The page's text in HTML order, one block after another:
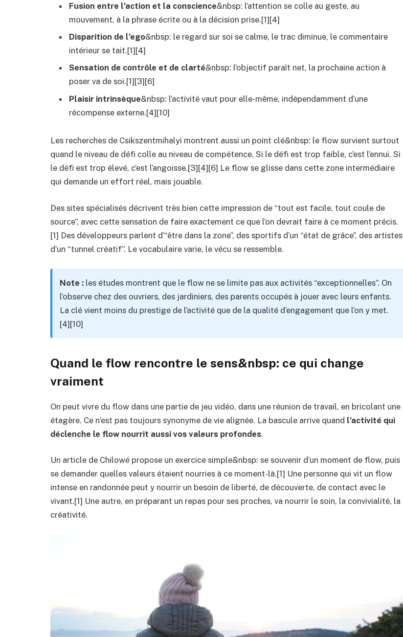
Fusion entre l’action et la conscience&nbsp: l’attention se colle au geste, au
mouvement, à la phrase écrite ou à la décision prise.[1][4]
Disparition de l’ego&nbsp: le regard sur soi se calme, le trac diminue, le commentaire
intérieur se tait.[1][4]
Sensation de contrôle et de clarté&nbsp: l’objectif paraît net, la prochaine action à
poser va de soi.[1][3][6]
Plaisir intrinsèque&nbsp: l’activité vaut pour elle-même, indépendamment d’une
récompense externe.[4][10]
Les recherches de Csikszentmihalyi montrent aussi un point clé&nbsp: le flow survient surtout
quand le niveau de défi colle au niveau de compétence. Si le défi est trop faible, c’est l’ennui. Si
le défi est trop élevé, c’est l’angoisse.[3][4][6] Le flow se glisse dans cette zone intermédiaire
qui demande un effort réel, mais jouable.
Des sites spécialisés décrivent très bien cette impression de “tout est facile, tout coule de
source”, avec cette sensation de faire exactement ce que l’on devrait faire à ce moment précis.
[1] Des développeurs parlent d’“être dans la zone”, des sportifs d’un “état de grâce”, des artistes
d’un “tunnel créatif”. Le vocabulaire varie, le vécu se ressemble.
Note : les études montrent que le flow ne se limite pas aux activités “exceptionnelles”. On
l’observe chez des ouvriers, des jardiniers, des parents occupés à jouer avec leurs enfants.
La clé vient moins du prestige de l’activité que de la qualité d’engagement que l’on y met.
[4][10]
Quand le flow rencontre le sens&nbsp: ce qui change
vraiment
On peut vivre du flow dans une partie de jeu vidéo, dans une réunion de travail, en bricolant une
étagère. Ce n’est pas toujours synonyme de vie alignée. La bascule arrive quand l’activité qui
déclenche le flow nourrit aussi vos valeurs profondes.
Un article de Chilowé propose un exercice simple&nbsp: se souvenir d’un moment de flow, puis
se demander quelles valeurs étaient nourries à ce moment-là.[1] Une personne qui vit un flow
intense en randonnée peut y nourrir un besoin de liberté, de découverte, de contact avec le
vivant.[1] Une autre, en préparant un repas pour ses proches, va nourrir le soin, la convivialité, la
créativité.